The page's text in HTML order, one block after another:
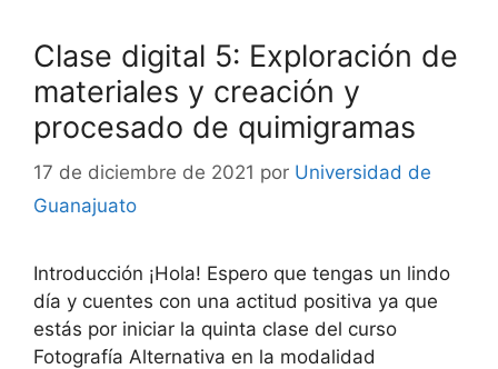
Clase digital 5: Exploración de
materiales y creación y
procesado de quimigramas
17 de diciembre de 2021 por Universidad de
Guanajuato
Introducción ¡Hola! Espero que tengas un lindo
día y cuentes con una actitud positiva ya que
estás por iniciar la quinta clase del curso
Fotografía Alternativa en la modalidad